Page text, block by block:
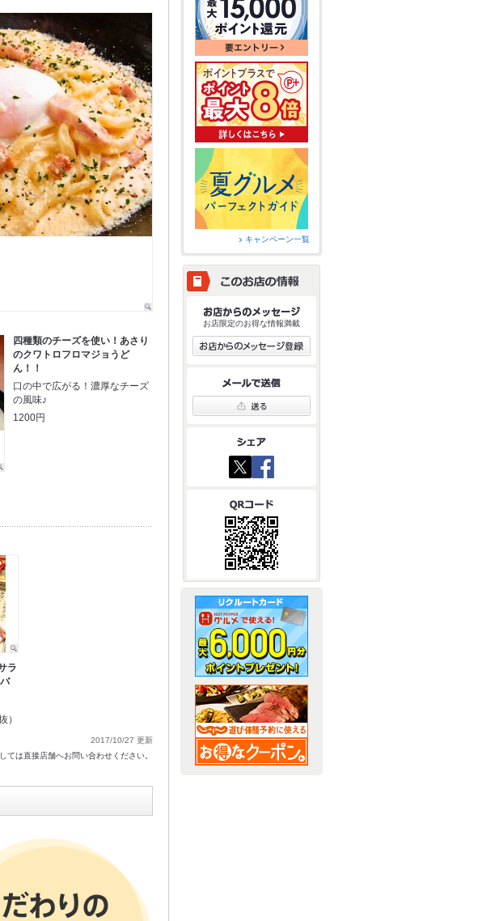
四種類のチーズを使い！あさり
のクワトロフロマジョうど
ん！！
口の中で広がる！濃厚なチーズ
の風味♪
1200円
ラ
）
2017/10/27 更新
は直接店舗へお問い合わせください。
キャンペーン一覧
お店限定のお得な情報満載